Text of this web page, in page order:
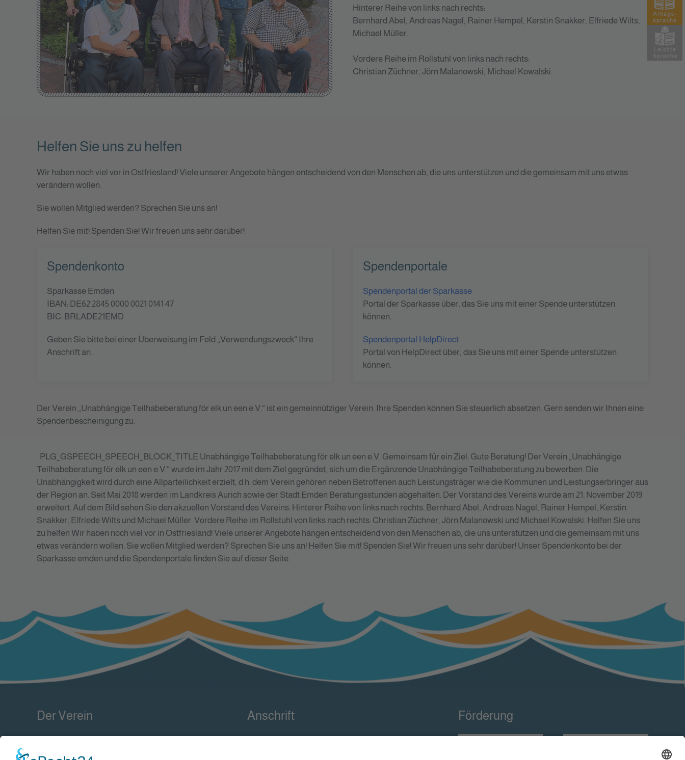
Hinterer Reihe von links nach rechts:
Bernhard Abel, Andreas Nagel, Rainer Hempel, Kerstin Snakker, Elfriede Wilts,
Michael Müller.
Vordere Reihe im Rollstuhl von links nach rechts:
Christian Züchner, Jörn Malanowski, Michael Kowalski.
Helfen Sie uns zu helfen
Wir haben noch viel vor in Ostfriesland! Viele unserer Angebote hängen entscheidend von den Menschen ab, die uns unterstützen und die gemeinsam mit uns etwas
verändern wollen.
Sie wollen Mitglied werden? Sprechen Sie uns an!
Helfen Sie mit! Spenden Sie! Wir freuen uns sehr darüber!
Spendenkonto
Sparkasse Emden
IBAN: DE62 2845 0000 0021 0141 47
BIC: BRLADE21EMD
Geben Sie bitte bei einer Überweisung im Feld „Verwendungszweck“ Ihre
Anschrift an.
Spendenportale
Spendenportal der Sparkasse
Portal der Sparkasse über, das Sie uns mit einer Spende unterstützen
können.
Spendenportal HelpDirect
Portal von HelpDirect über, das Sie uns mit einer Spende unterstützen
können.
Der Verein „Unabhängige Teilhabeberatung för elk un een e.V.“ ist ein gemeinnütziger Verein. Ihre Spenden können Sie steuerlich absetzen. Gern senden wir Ihnen eine
Spendenbescheinigung zu.
PLG_GSPEECH_SPEECH_BLOCK_TITLE Unabhängige Teilhabeberatung för elk un een e.V. Gemeinsam für ein Ziel: Gute Beratung! Der Verein „Unabhängige
Teilhabeberatung för elk un een e.V.“ wurde im Jahr 2017 mit dem Ziel gegründet, sich um die Ergänzende Unabhängige Teilhabeberatung zu bewerben. Die
Unabhängigkeit wird durch eine Allparteilichkeit erzielt, d.h. dem Verein gehören neben Betroffenen auch Leistungsträger wie die Kommunen und Leistungserbringer aus
der Region an. Seit Mai 2018 werden im Landkreis Aurich sowie der Stadt Emden Beratungsstunden abgehalten. Der Vorstand des Vereins wurde am 21. November 2019
erweitert. Auf dem Bild sehen Sie den akzuellen Vorstand des Vereins. Hinterer Reihe von links nach rechts: Bernhard Abel, Andreas Nagel, Rainer Hempel, Kerstin
Snakker, Elfriede Wilts und Michael Müller. Vordere Reihe im Rollstuhl von links nach rechts: Christian Züchner, Jörn Malanowski und Michael Kowalski. Helfen Sie uns
zu helfen Wir haben noch viel vor in Ostfriesland! Viele unserer Angebote hängen entscheidend von den Menschen ab, die uns unterstützen und die gemeinsam mit uns
etwas verändern wollen. Sie wollen Mitglied werden? Sprechen Sie uns an! Helfen Sie mit! Spenden Sie! Wir freuen uns sehr darüber! Unser Spendenkonto bei der
Sparkasse emden und die Spendenportale finden Sie auf dieser Seite.
Der Verein Anschrift Förderung